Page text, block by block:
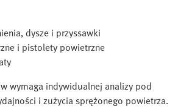
dysze i przyssawki
i pistolety powietrzne
wymaga indywidualnej analizy pod
i zużycia sprężonego powietrza.